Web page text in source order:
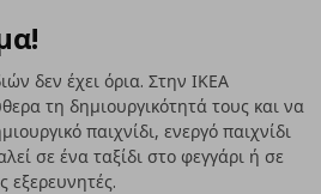
δεν έχει όρια. Στην ΙΚΕΑ
τη δημιουργικότητά τους και να
παιχνίδι, ενεργό παιχνίδι
σε ένα ταξίδι στο φεγγάρι ή σε
εξερευνητές.